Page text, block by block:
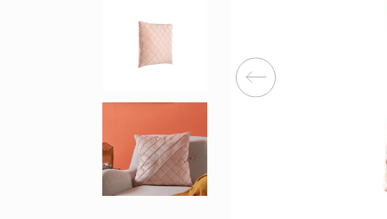
Матрасы
Прихожие
Декор Угловые